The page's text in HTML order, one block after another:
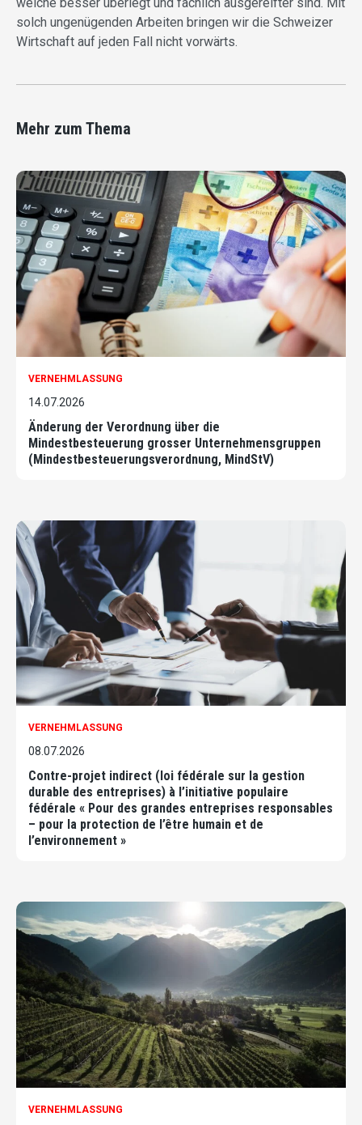
solch ungenügenden Arbeiten bringen wir die Schweizer
Wirtschaft auf jeden Fall nicht vorwärts.
Mehr zum Thema
VERNEHMLASSUNG
14.07.2026
Änderung der Verordnung über die
Mindestbesteuerung grosser Unternehmensgruppen
(Mindestbesteuerungsverordnung, MindStV)
VERNEHMLASSUNG
08.07.2026
Contre-projet indirect (loi fédérale sur la gestion
durable des entreprises) à l’initiative populaire
fédérale « Pour des grandes entreprises responsables
– pour la protection de l’être humain et de
l’environnement »
VERNEHMLASSUNG